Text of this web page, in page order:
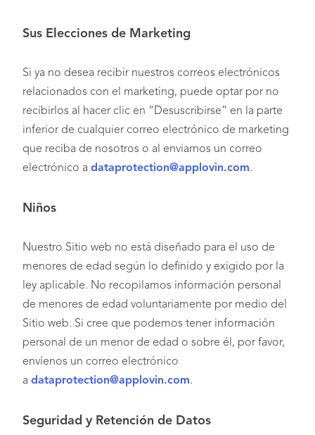
Sus Elecciones de Marketing
Si ya no desea recibir nuestros correos electrónicos
relacionados con el marketing, puede optar por no
recibirlos al hacer clic en “Desuscribirse” en la parte
inferior de cualquier correo electrónico de marketing
que reciba de nosotros o al enviarnos un correo
electrónico a dataprotection@applovin.com.
Niños
Nuestro Sitio web no está diseñado para el uso de
menores de edad según lo definido y exigido por la
ley aplicable. No recopilamos información personal
de menores de edad voluntariamente por medio del
Sitio web. Si cree que podemos tener información
personal de un menor de edad o sobre él, por favor,
envíenos un correo electrónico
a dataprotection@applovin.com.
Seguridad y Retención de Datos